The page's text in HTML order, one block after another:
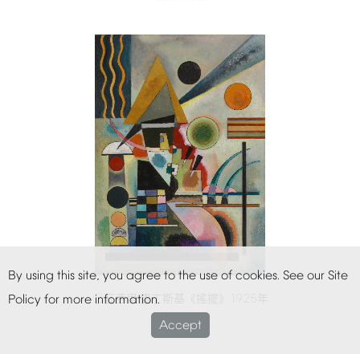
By using this site, you agree to the use of cookies. See our Site
Policy for more information.
Accept
○瓦西里·康丁斯基《搖擺》
Photo: Tate